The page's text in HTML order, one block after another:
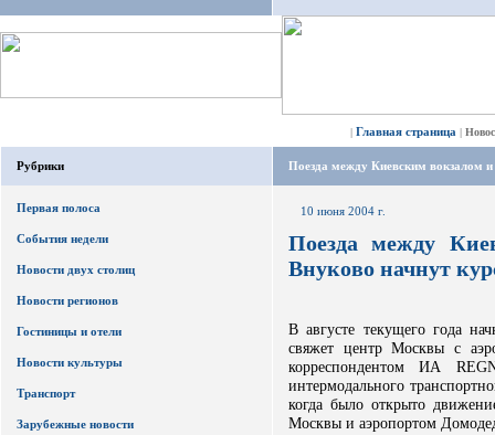
| Главная страница |
Рубрики
Первая полоса
События недели
Новости двух столиц
Новости регионов
Гостиницы и отели
Новости культуры
Транспорт
Зарубежные новости
Поезда между Киевским вокзалом и
10 июня 2004 г.
Поезда между
Внуково начнут
В августе текущего года
свяжет центр Москвы с
корреспондентом ИА
интермодального
когда было открыто
Москвы и аэропортом